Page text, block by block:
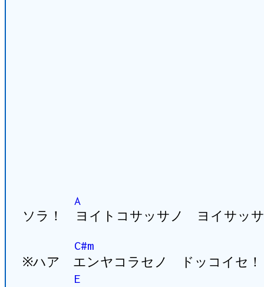
A
ソラ！ ヨイトコサッサノ ヨイサッ
C#m
※ハア エンヤコラセノ ドッコイセ！
E